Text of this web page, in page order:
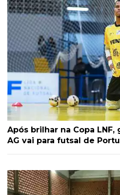
Após brilhar na Copa
AG vai para futsal de